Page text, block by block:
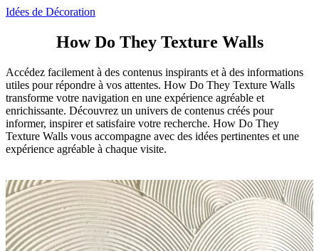
Idées de Décoration
How Do They Texture Walls
Accédez facilement à des contenus inspirants et à des informations
utiles pour répondre à vos attentes. How Do They Texture Walls
transforme votre navigation en une expérience agréable et
enrichissante. Découvrez un univers de contenus créés pour
informer, inspirer et satisfaire votre recherche. How Do They
Texture Walls vous accompagne avec des idées pertinentes et une
expérience agréable à chaque visite.